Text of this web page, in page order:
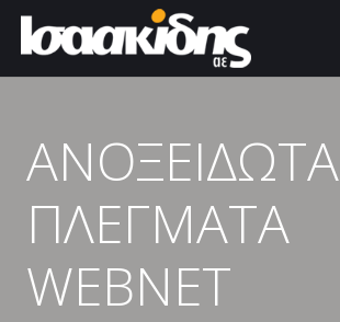
ΑΝΟΞΕΙΔΩΤΑ
ΠΛΕΓΜΑΤΑ
WEBNET